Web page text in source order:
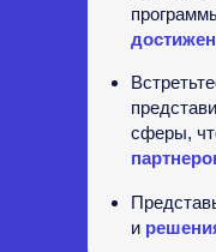
сферы,
и